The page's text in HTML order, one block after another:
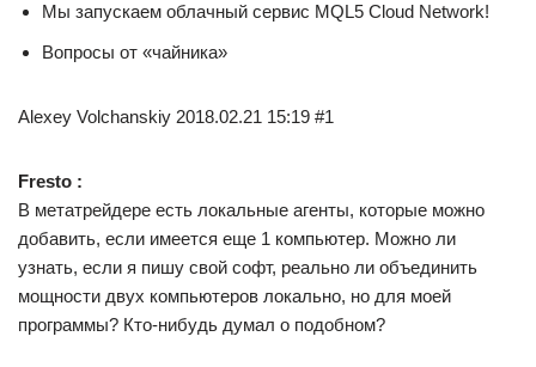
Мы запускаем облачный сервис MQL5 Cloud Network!
Вопросы от «чайника»
Alexey Volchanskiy 2018.02.21 15:19 #1
Fresto :
В метатрейдере есть локальные агенты, которые можно
добавить, если имеется еще 1 компьютер. Можно ли
узнать, если я пишу свой софт, реально ли объединить
мощности двух компьютеров локально, но для моей
программы? Кто-нибудь думал о подобном?